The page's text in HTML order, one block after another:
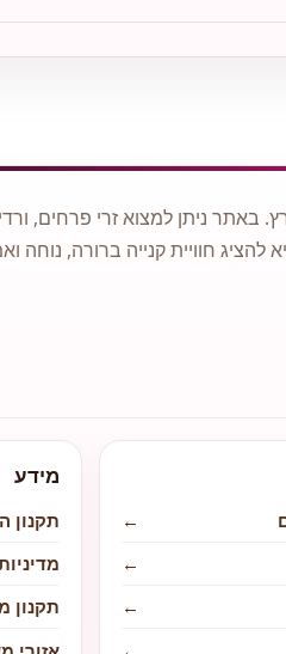
באתר ניתן למצוא זרי פרחים,
להציג חוויית קנייה ברורה, נוחה
←
←
←
מידע
תקנון
תקנון